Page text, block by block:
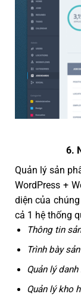
6.
Quản lý sản
WordPress +
diện của
cả 1 hệ thống
Thông tin
Trình bày
Quản lý
Quản lý kho